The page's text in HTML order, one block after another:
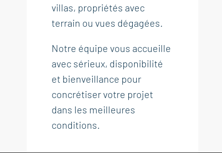
villas, propriétés avec
terrain ou vues dégagées.
Notre équipe vous accueille
avec sérieux, disponibilité
et bienveillance pour
concrétiser votre projet
dans les meilleures
conditions.